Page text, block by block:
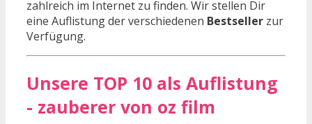
zahlreich im Internet zu finden. Wir stellen Dir
eine Auflistung der verschiedenen Bestseller zur
Verfügung.
Unsere TOP 10 als Auflistung
- zauberer von oz film